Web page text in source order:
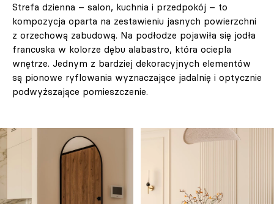
Strefa dzienna – salon, kuchnia i przedpokój – to
kompozycja oparta na zestawieniu jasnych powierzchni
z orzechową zabudową. Na podłodze pojawiła się jodła
francuska w kolorze dębu alabastro, która ociepla
wnętrze. Jednym z bardziej dekoracyjnych elementów
są pionowe ryflowania wyznaczające jadalnię i optycznie
podwyższające pomieszczenie.